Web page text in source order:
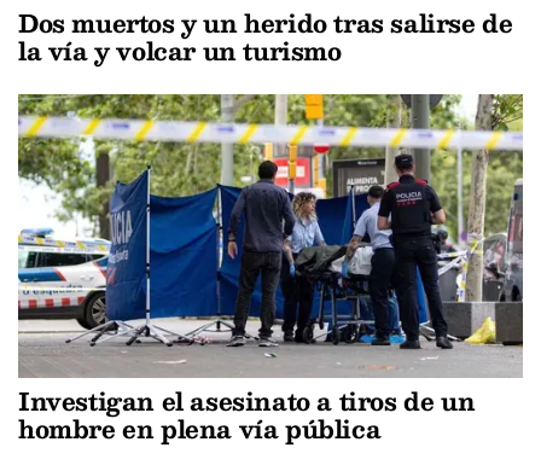
Dos muertos y un herido tras salirse de
la vía y volcar un turismo
Investigan el asesinato a tiros de un
hombre en plena vía pública